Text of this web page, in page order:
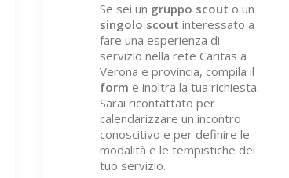
Se sei un gruppo scout o un
singolo scout interessato a
fare una esperienza di
servizio nella rete Caritas a
Verona e provincia, compila il
form e inoltra la tua richiesta.
Sarai ricontattato per
calendarizzare un incontro
conoscitivo e per definire le
modalità e le tempistiche del
tuo servizio.